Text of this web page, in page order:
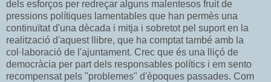
dels esforços per redreçar alguns malentesos fruit de
pressions polítiques lamentables que han permès una
continuïtat d'una dècada i mitja i sobretot pel suport en la
realització d'aquest llibre, que ha comptat també amb la
col·laboració de l'ajuntament. Crec que és una lliçó de
democràcia per part dels responsables polítics i em sento
recompensat pels "problemes" d'èpoques passades. Com